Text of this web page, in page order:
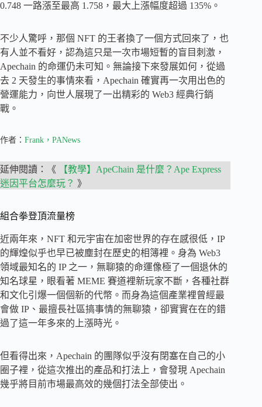
0.748 一路漲至最高 1.758，最大上漲幅度超過 135%。
不少人驚呼，那個 NFT 的王者換了一個方式回來了，也
有人並不看好，認為這只是一次市場短暫的盲目刺激，
Apechain 的命運仍未可知。無論接下來發展如何，從過
去 2 天發生的事情來看，Apechain 確實再一次用出色的
營運能力，向世人展現了一出精彩的 Web3 經典行銷
戰。
作者： Frank，PANews
延伸閱讀：《
【教學】ApeChain 是什麼？Ape Express
迷因平台怎麼玩？ 》
組合拳登頂流量榜
近兩年來，NFT 和元宇宙在加密世界的存在感很低，IP
的輝煌似乎也早已被塵封在歷史的相簿裡。身為 Web3
領域最知名的 IP 之一，無聊猿的命運像極了一個退休的
知名球星，眼看著 MEME 賽道裡新玩家不斷，各種社群
和文化引爆一個個新的代幣。而身為這個產業裡曾經最
會做 IP、最擅長社區搞事情的無聊猿，卻實實在在的錯
過了這一年多來的上漲時光。
但看得出來，Apechain 的團隊似乎沒有閉塞在自己的小
圈子裡，從這次推出的產品和打法上，會發現 Apechain
幾乎將目前市場最高效的幾個打法全部使出。